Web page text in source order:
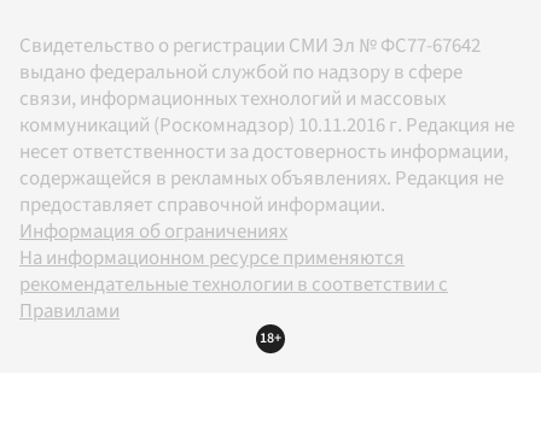
Свидетельство о регистрации СМИ Эл № ФС77-67642
выдано федеральной службой по надзору в сфере
связи, информационных технологий и массовых
коммуникаций (Роскомнадзор) 10.11.2016 г. Редакция не
несет ответственности за достоверность информации,
содержащейся в рекламных объявлениях. Редакция не
предоставляет справочной информации.
Информация об ограничениях
На информационном ресурсе применяются
рекомендательные технологии в соответствии с
Правилами
18+